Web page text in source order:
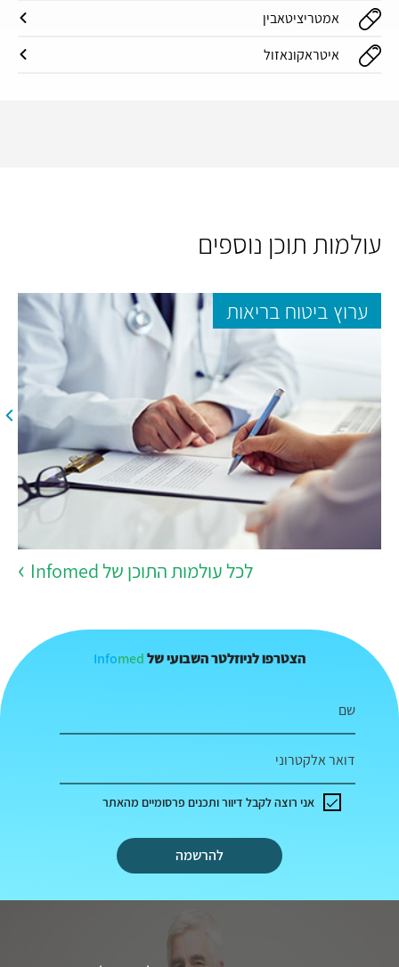
אמטריציטאבין
איטראקונאזול
עולמות תוכן נוספים
ערוץ ביטוח בריאות
לכל עולמות התוכן של Infomed
הצטרפו לניוזלטר השבועי של Infomed
שם
דואר אלקטרוני
להרשמה
אני רוצה לקבל דיוור ותכנים פרסומיים מהאתר